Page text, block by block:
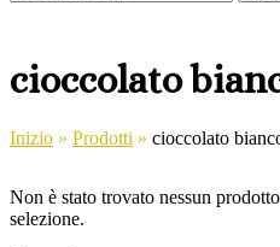
cioccolato
Inizio » Prodotti » cioccolato
Non è stato trovato nessun
selezione.